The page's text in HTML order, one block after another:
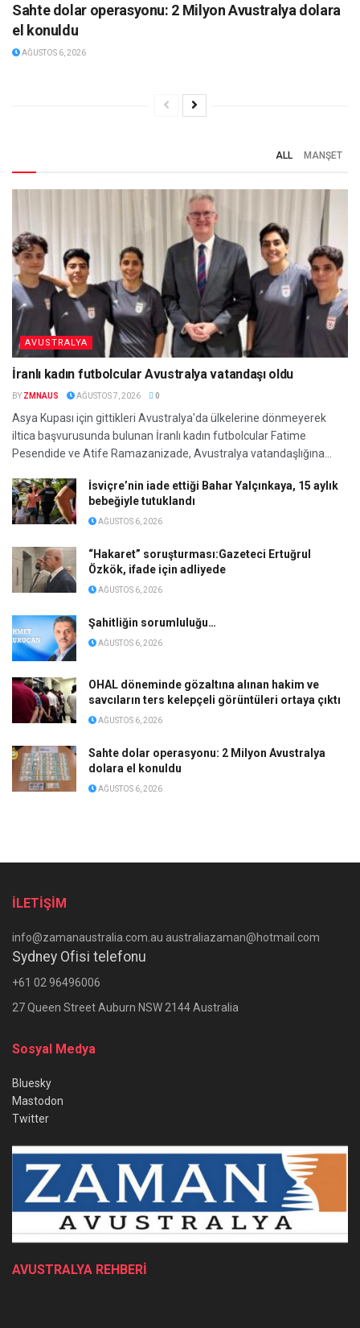
Sahte dolar operasyonu: 2 Milyon Avustralya dolara
el konuldu
AĞUSTOS 6, 2026
ALL MANŞET
AVUSTRALYA
İranlı kadın futbolcular Avustralya vatandaşı oldu
BY ZMNAUS AĞUSTOS 7, 2026 0
Asya Kupası için gittikleri Avustralya'da ülkelerine dönmeyerek
iltica başvurusunda bulunan İranlı kadın futbolcular Fatime
Pesendide ve Atife Ramazanizade, Avustralya vatandaşlığına...
İsviçre’nin iade ettiği Bahar Yalçınkaya, 15 aylık
bebeğiyle tutuklandı
AĞUSTOS 6, 2026
“Hakaret” soruşturması:Gazeteci Ertuğrul
Özkök, ifade için adliyede
AĞUSTOS 6, 2026
Şahitliğin sorumluluğu…
AĞUSTOS 6, 2026
OHAL döneminde gözaltına alınan hakim ve
savcıların ters kelepçeli görüntüleri ortaya çıktı
AĞUSTOS 6, 2026
Sahte dolar operasyonu: 2 Milyon Avustralya
dolara el konuldu
AĞUSTOS 6, 2026
İLETİŞİM
info@zamanaustralia.com.au australiazaman@hotmail.com
Sydney Ofisi telefonu
+61 02 96496006
27 Queen Street Auburn NSW 2144 Australia
Sosyal Medya
Bluesky
Mastodon
Twitter
AVUSTRALYA REHBERİ